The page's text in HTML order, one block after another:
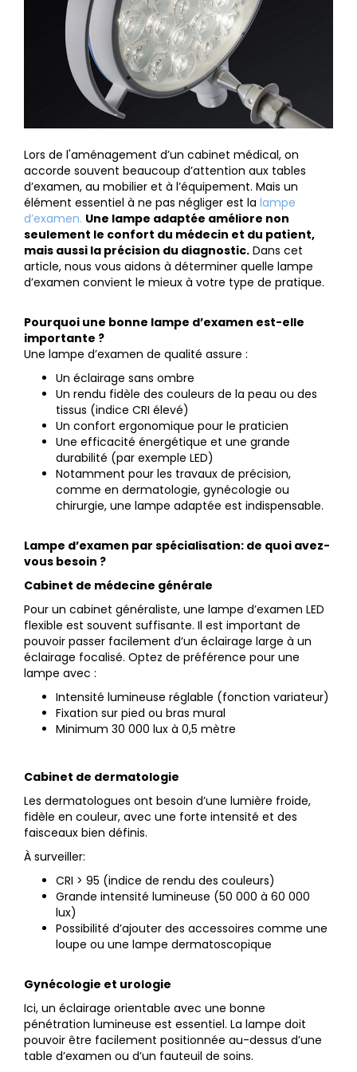
Lors de l'aménagement d’un cabinet médical, on
accorde souvent beaucoup d’attention aux tables
d’examen, au mobilier et à l’équipement. Mais un
élément essentiel à ne pas négliger est la lampe
d’examen. Une lampe adaptée améliore non
seulement le confort du médecin et du patient,
mais aussi la précision du diagnostic. Dans cet
article, nous vous aidons à déterminer quelle lampe
d’examen convient le mieux à votre type de pratique.
Pourquoi une bonne lampe d’examen est-elle
importante ?
Une lampe d’examen de qualité assure :
Un éclairage sans ombre
Un rendu fidèle des couleurs de la peau ou des
tissus (indice CRI élevé)
Un confort ergonomique pour le praticien
Une efficacité énergétique et une grande
durabilité (par exemple LED)
Notamment pour les travaux de précision,
comme en dermatologie, gynécologie ou
chirurgie, une lampe adaptée est indispensable.
Lampe d’examen par spécialisation: de quoi avez-
vous besoin ?
Cabinet de médecine générale
Pour un cabinet généraliste, une lampe d’examen LED
flexible est souvent suffisante. Il est important de
pouvoir passer facilement d’un éclairage large à un
éclairage focalisé. Optez de préférence pour une
lampe avec :
Intensité lumineuse réglable (fonction variateur)
Fixation sur pied ou bras mural
Minimum 30 000 lux à 0,5 mètre
Cabinet de dermatologie
Les dermatologues ont besoin d’une lumière froide,
fidèle en couleur, avec une forte intensité et des
faisceaux bien définis.
À surveiller:
CRI > 95 (indice de rendu des couleurs)
Grande intensité lumineuse (50 000 à 60 000
lux)
Possibilité d’ajouter des accessoires comme une
loupe ou une lampe dermatoscopique
Gynécologie et urologie
Ici, un éclairage orientable avec une bonne
pénétration lumineuse est essentiel. La lampe doit
pouvoir être facilement positionnée au-dessus d’une
table d’examen ou d’un fauteuil de soins.